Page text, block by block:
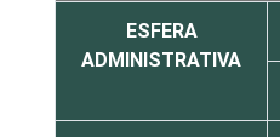
ESFERA
ADMINISTRATIVA